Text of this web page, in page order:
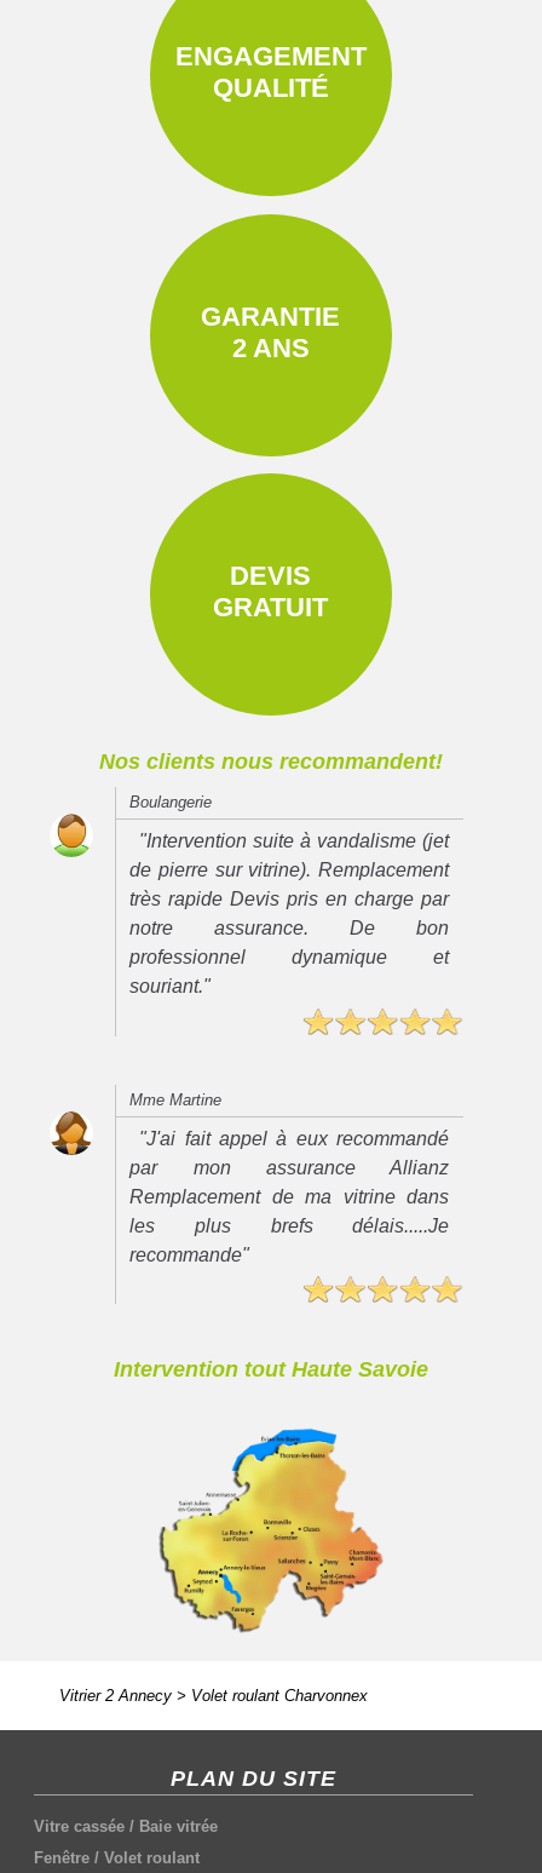
ENGAGEMENT
QUALITÉ
GARANTIE
2 ANS
DEVIS
GRATUIT
Nos clients nous recommandent!
Boulangerie
"Intervention suite à vandalisme (jet
de pierre sur vitrine). Remplacement
très rapide Devis pris en charge par
notre assurance. De bon
professionnel dynamique et
souriant."
Mme Martine
"J'ai fait appel à eux recommandé
par mon assurance Allianz
Remplacement de ma vitrine dans
les plus brefs délais.....Je
recommande"
Intervention tout Haute Savoie
Vitrier 2 Annecy> Volet roulant Charvonnex
PLAN DU SITE
Vitre cassée / Baie vitrée
Fenêtre /Volet roulant